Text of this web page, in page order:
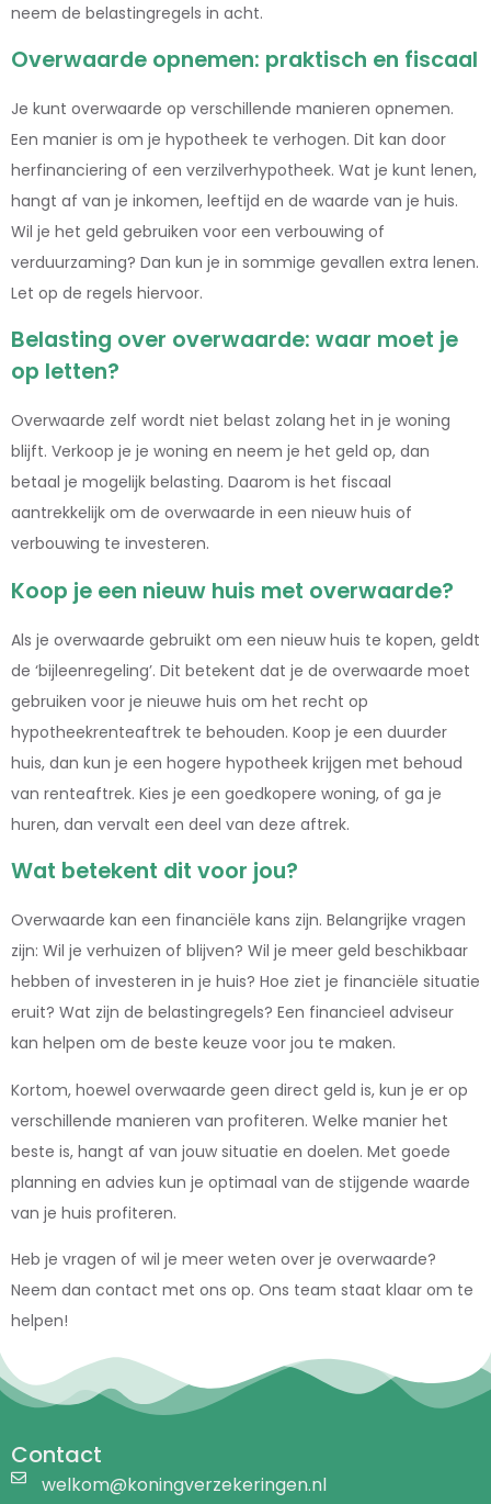
neem de belastingregels in acht.
Overwaarde opnemen: praktisch en fiscaal
Je kunt overwaarde op verschillende manieren opnemen.
Een manier is om je hypotheek te verhogen. Dit kan door
herfinanciering of een verzilverhypotheek. Wat je kunt lenen,
hangt af van je inkomen, leeftijd en de waarde van je huis.
Wil je het geld gebruiken voor een verbouwing of
verduurzaming? Dan kun je in sommige gevallen extra lenen.
Let op de regels hiervoor.
Belasting over overwaarde: waar moet je
op letten?
Overwaarde zelf wordt niet belast zolang het in je woning
blijft. Verkoop je je woning en neem je het geld op, dan
betaal je mogelijk belasting. Daarom is het fiscaal
aantrekkelijk om de overwaarde in een nieuw huis of
verbouwing te investeren.
Koop je een nieuw huis met overwaarde?
Als je overwaarde gebruikt om een nieuw huis te kopen, geldt
de ‘bijleenregeling’. Dit betekent dat je de overwaarde moet
gebruiken voor je nieuwe huis om het recht op
hypotheekrenteaftrek te behouden. Koop je een duurder
huis, dan kun je een hogere hypotheek krijgen met behoud
van renteaftrek. Kies je een goedkopere woning, of ga je
huren, dan vervalt een deel van deze aftrek.
Wat betekent dit voor jou?
Overwaarde kan een financiële kans zijn. Belangrijke vragen
zijn: Wil je verhuizen of blijven? Wil je meer geld beschikbaar
hebben of investeren in je huis? Hoe ziet je financiële situatie
eruit? Wat zijn de belastingregels? Een financieel adviseur
kan helpen om de beste keuze voor jou te maken.
Kortom, hoewel overwaarde geen direct geld is, kun je er op
verschillende manieren van profiteren. Welke manier het
beste is, hangt af van jouw situatie en doelen. Met goede
planning en advies kun je optimaal van de stijgende waarde
van je huis profiteren.
Heb je vragen of wil je meer weten over je overwaarde?
Neem dan contact met ons op. Ons team staat klaar om te
helpen!
Contact
welkom@koningverzekeringen.nl